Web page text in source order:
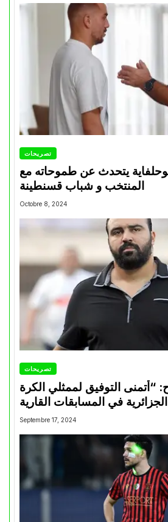
تصريحات
يتحدث عن طموحاته مع
المنتخب و شباب قسنطينة
Octobre 8, 2024
تصريحات
التوفيق لممثلي الكرة
Septembre 17, 2024